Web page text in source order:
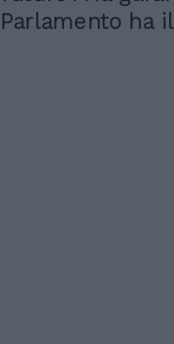
Parlamento ha